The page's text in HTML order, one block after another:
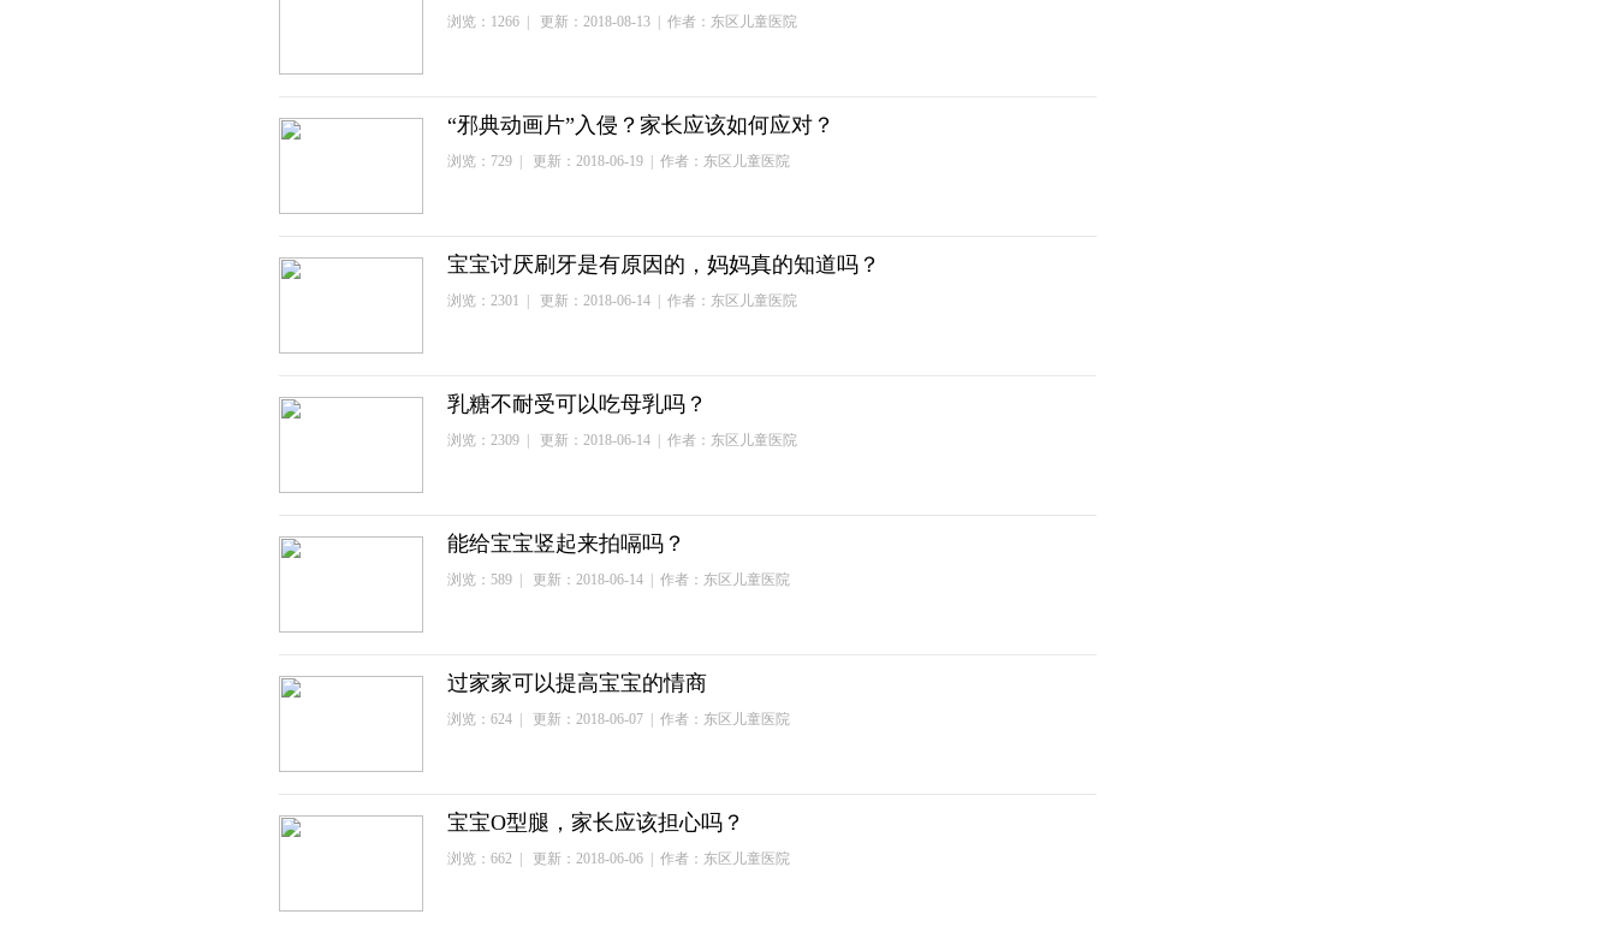
浏览：1266 | 更新：2018-08-13 | 作者：东区儿童医院
“邪典动画片”入侵？家长应该如何应对？
浏览：729 | 更新：2018-06-19 | 作者：东区儿童医院
宝宝讨厌刷牙是有原因的，妈妈真的知道吗？
浏览：2301 | 更新：2018-06-14 | 作者：东区儿童医院
乳糖不耐受可以吃母乳吗？
浏览：2309 | 更新：2018-06-14 | 作者：东区儿童医院
能给宝宝竖起来拍嗝吗？
浏览：589 | 更新：2018-06-14 | 作者：东区儿童医院
过家家可以提高宝宝的情商
浏览：624 | 更新：2018-06-07 | 作者：东区儿童医院
宝宝O型腿，家长应该担心吗？
浏览：662 | 更新：2018-06-06 | 作者：东区儿童医院